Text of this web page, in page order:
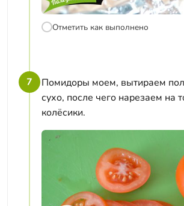
Отметить как выполнено
7
Помидоры моем, вытираем
сухо, после чего нарезаем на
колёсики.